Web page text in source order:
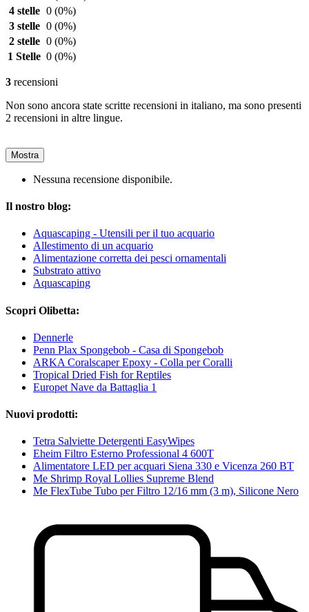
4 stelle 0 (0%)
3 stelle 0 (0%)
2 stelle 0 (0%)
1 Stelle 0 (0%)
3 recensioni
Non sono ancora state scritte recensioni in italiano, ma sono presenti
2 recensioni in altre lingue.
Mostra
Nessuna recensione disponibile.
Il nostro blog:
Aquascaping - Utensili per il tuo acquario
Allestimento di un acquario
Alimentazione corretta dei pesci ornamentali
Substrato attivo
Aquascaping
Scopri Olibetta:
Dennerle
Penn Plax Spongebob - Casa di Spongebob
ARKA Coralscaper Epoxy - Colla per Coralli
Tropical Dried Fish for Reptiles
Europet Nave da Battaglia 1
Nuovi prodotti:
Tetra Salviette Detergenti EasyWipes
Eheim Filtro Esterno Professional 4 600T
Alimentatore LED per acquari Siena 330 e Vicenza 260 BT
Me Shrimp Royal Lollies Supreme Blend
Me FlexTube Tubo per Filtro 12/16 mm (3 m), Silicone Nero